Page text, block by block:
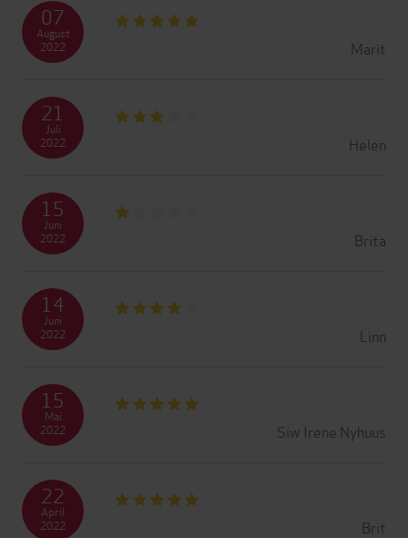
Marit
07
August
2022
Helen
21
Juli
2022
Brita
15
Juni
2022
Linn
14
Juni
2022
Siw Irene Nyhuus
15
Mai
2022
Brit
22
April
2022